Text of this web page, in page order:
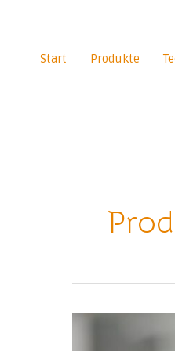
Start
Produkte